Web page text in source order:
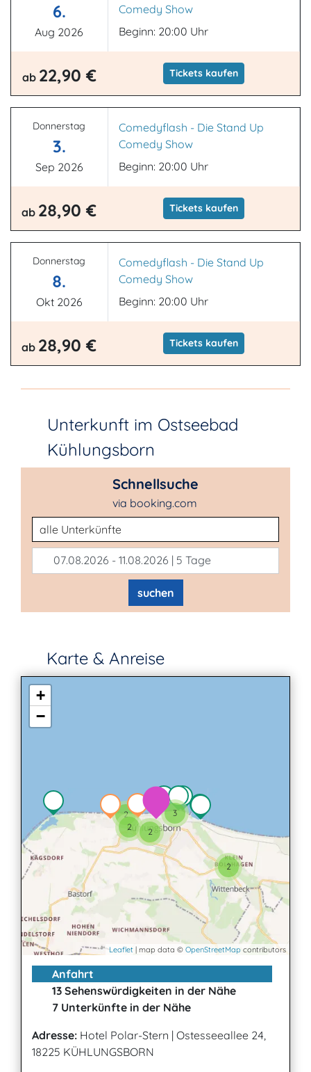
6.
Aug 2026
Comedy Show
Beginn: 20:00 Uhr
ab 22,90 € Tickets kaufen
Donnerstag
3.
Sep 2026
Comedyflash - Die Stand Up
Comedy Show
Beginn: 20:00 Uhr
ab 28,90 € Tickets kaufen
Donnerstag
8.
Okt 2026
Comedyflash - Die Stand Up
Comedy Show
Beginn: 20:00 Uhr
ab 28,90 € Tickets kaufen
Unterkunft im Ostseebad
Kühlungsborn
Schnellsuche
via booking.com
Unterkunftsart
07.08.2026 - 11.08.2026 | 5 Tage
suchen
Karte & Anreise
2
3
2
2
2
+
−
Leaflet | map data © OpenStreetMap contributors
Anfahrt
13 Sehenswürdigkeiten in der Nähe
7 Unterkünfte in der Nähe
Adresse: Hotel Polar-Stern | Ostesseeallee 24,
18225 KÜHLUNGSBORN